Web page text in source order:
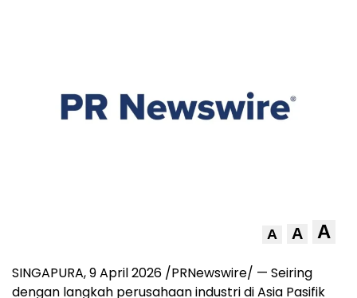
A A A
SINGAPURA, 9 April 2026 /PRNewswire/ — Seiring
dengan langkah perusahaan industri di Asia Pasifik